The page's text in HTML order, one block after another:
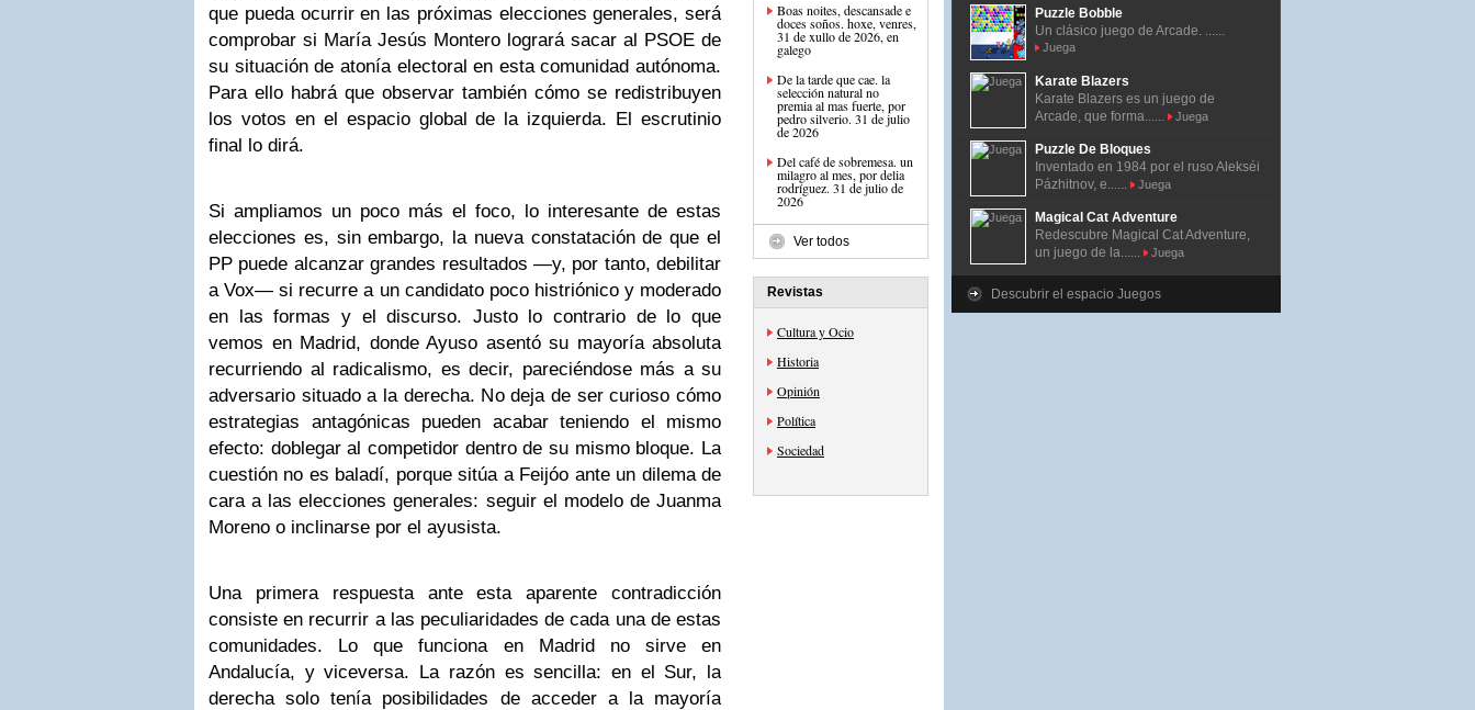
que pueda ocurrir en las próximas elecciones generales, será
comprobar si María Jesús Montero logrará sacar al PSOE de
su situación de atonía electoral en esta comunidad autónoma.
Para ello habrá que observar también cómo se redistribuyen
los votos en el espacio global de la izquierda. El escrutinio
final lo dirá.
Si ampliamos un poco más el foco, lo interesante de estas
elecciones es, sin embargo, la nueva constatación de que el
PP puede alcanzar grandes resultados ―y, por tanto, debilitar
a Vox― si recurre a un candidato poco histriónico y moderado
en las formas y el discurso. Justo lo contrario de lo que
vemos en Madrid, donde Ayuso asentó su mayoría absoluta
recurriendo al radicalismo, es decir, pareciéndose más a su
adversario situado a la derecha. No deja de ser curioso cómo
estrategias antagónicas pueden acabar teniendo el mismo
efecto: doblegar al competidor dentro de su mismo bloque. La
cuestión no es baladí, porque sitúa a Feijóo ante un dilema de
cara a las elecciones generales: seguir el modelo de Juanma
Moreno o inclinarse por el ayusista.
Una primera respuesta ante esta aparente contradicción
consiste en recurrir a las peculiaridades de cada una de estas
comunidades. Lo que funciona en Madrid no sirve en
Andalucía, y viceversa. La razón es sencilla: en el Sur, la
derecha solo tenía posibilidades de acceder a la mayoría
Boas noites, descansade e
doces soños. hoxe, venres,
31 de xullo de 2026, en
galego
De la tarde que cae. la
selección natural no
premia al mas fuerte, por
pedro silverio. 31 de julio
de 2026
Del café de sobremesa. un
milagro al mes, por delia
rodríguez. 31 de julio de
2026
Ver todos
Revistas
Cultura y Ocio
Historia
Opinión
Política
Sociedad
Puzzle Bobble
Un clásico juego de Arcade. ......
Juega
Karate Blazers
Karate Blazers es un juego de
Arcade, que forma......
Juega
Puzzle De Bloques
Inventado en 1984 por el ruso Alekséi
Pázhitnov, e......
Juega
Magical Cat Adventure
Redescubre Magical Cat Adventure,
un juego de la......
Juega
Descubrir el espacio Juegos